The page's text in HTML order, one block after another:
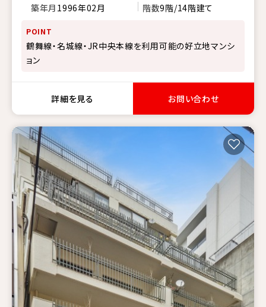
築年月 1996年02月 階数9階/14階建て
POINT
鶴舞線・名城線・JR中央本線を利用可能の好立地マンシ
ョン
詳細を見る お問い合わせ